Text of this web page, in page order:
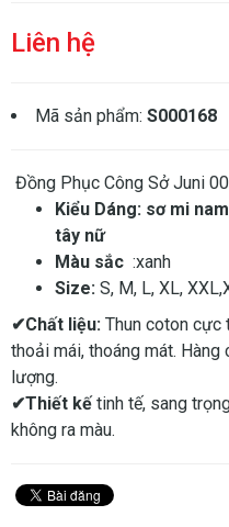
Liên hệ
Mã sản phẩm: S000168
Đồng Phục Công Sở Juni
Kiểu Dáng: sơ mi
tây nữ
Màu sắc :xanh
Size: S, M, L, XL,
✔Chất liệu: Thun coton cực
thoải mái, thoáng mát.
lượng.
✔Thiết kếtinh tế, sang
không ra màu.